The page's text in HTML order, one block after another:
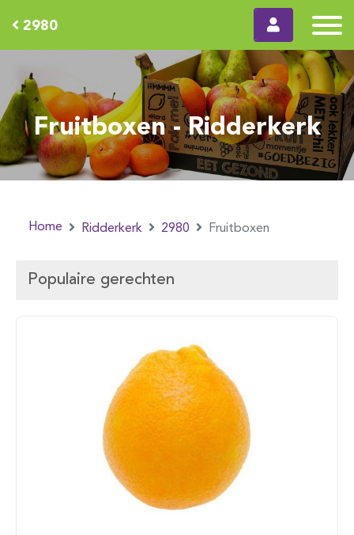
2980
Fruitboxen - Ridderkerk
Home Ridderkerk 2980 Fruitboxen
Populaire gerechten